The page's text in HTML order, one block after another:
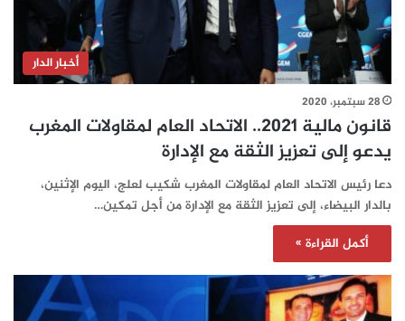
أخبار الدار
28 سبتمبر، 2020
قانون مالية 2021.. الاتحاد العام لمقاولات المغرب
يدعو إلى تعزيز الثقة مع الإدارة
دعا رئيس الاتحاد العام لمقاولات المغرب شكيب لعلج، اليوم الإثنين،
بالدار البيضاء، إلى تعزيز الثقة مع الإدارة من أجل تمكين…
أكمل القراءة »